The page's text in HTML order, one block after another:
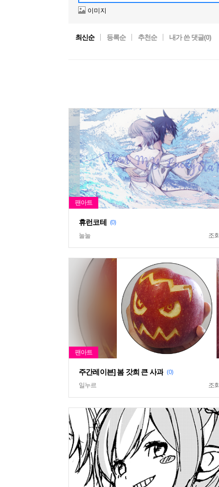
이미지
최신순 등록순 추천순 내가 쓴 댓글(0)
휴런코테 (0)
눌눌 조
주간레이븐] 봄 갓희 큰 사과 (0)
일누르 조